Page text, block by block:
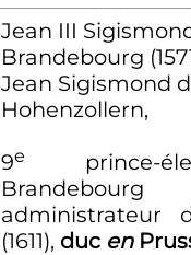
Jean III
Brandebourg
Jean Sigismond
Hohenzollern,
9e
prince-
Brandebourg
administrateur
(1611), duc en